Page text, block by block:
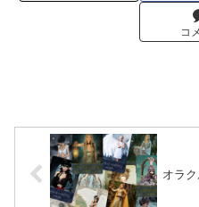
コ
オラ